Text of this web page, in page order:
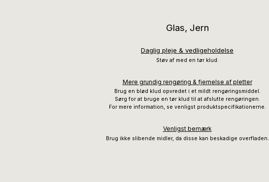
Glas, Jern
Daglig pleje & vedligeholdelse
Støv af med en tør klud.
Mere grundig rengøring & fjernelse af pletter
Brug en blød klud opvredet i et mildt rengøringsmiddel.
Sørg for at bruge en tør klud til at afslutte rengøringen.
For mere information, se venligst produktspecifikationerne.
Venligst bemærk
Brug ikke slibende midler, da disse kan beskadige overfladen.